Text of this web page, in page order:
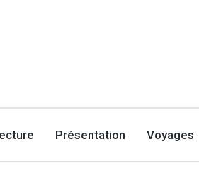
Présentation Voyages